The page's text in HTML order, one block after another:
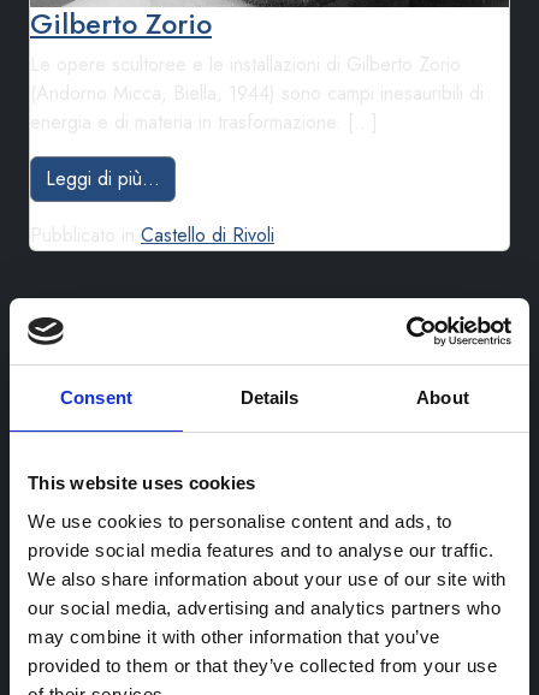
Consent Details About
This website uses cookies
We use cookies to personalise content and ads, to
provide social media features and to analyse our traffic.
We also share information about your use of our site with
our social media, advertising and analytics partners who
may combine it with other information that you’ve
provided to them or that they’ve collected from your use
Gilberto Zorio
Leggi di più…
Castello di Rivoli